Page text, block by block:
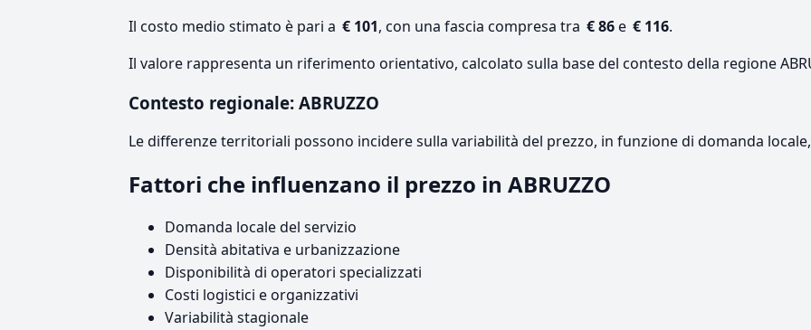
Il costo medio stimato è pari a € 101, con una fascia compresa tra € 86e € 116.
Il valore rappresenta un riferimento orientativo, calcolato sulla base del contesto della regione
Contesto regionale: ABRUZZO
Le differenze territoriali possono incidere sulla variabilità del prezzo, in funzione di domanda
Fattori che influenzano il prezzo in ABRUZZO
Domanda locale del servizio
Densità abitativa e urbanizzazione
Disponibilità di operatori specializzati
Costi logistici e organizzativi
Variabilità stagionale